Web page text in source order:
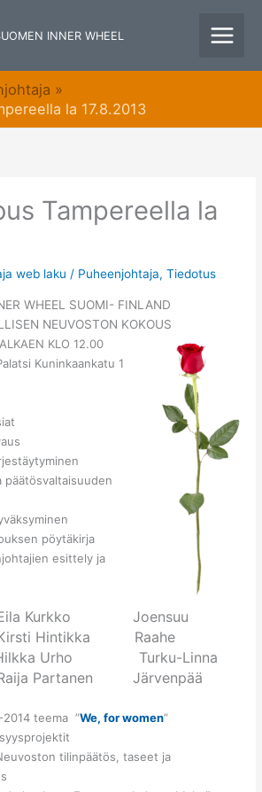
INNER WHEEL
la 17.8.2013
Tampereella la
web laku/ Puheenjohtaja,Tiedotus
WHEEL SUOMI- FINLAND
NEUVOSTON KOKOUS
KLO 12.00
Kuninkaankatu 1
päätösvaltaisuuden
pöytäkirja
esittely ja
Eila Kurkko Joensuu
Hintikka Raahe
Urho Turku-Linna
Partanen Järvenpää
teema ”We, for women”
tilinpäätös, taseet ja